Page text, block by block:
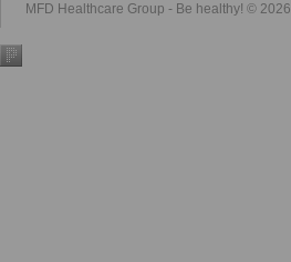
MFD Healthcare Group - Be healthy! © 2026